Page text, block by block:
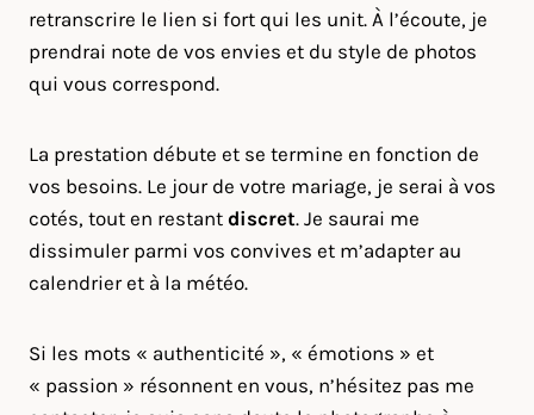
retranscrire le lien si fort qui les unit. À l’écoute, je
prendrai note de vos envies et du style de photos
qui vous correspond.
La prestation débute et se termine en fonction de
vos besoins. Le jour de votre mariage, je serai à vos
cotés, tout en restant discret. Je saurai me
dissimuler parmi vos convives et m’adapter au
calendrier et à la météo.
Si les mots « authenticité », « émotions » et
« passion » résonnent en vous, n’hésitez pas me